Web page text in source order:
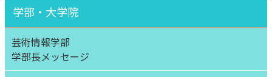
学部・大学院
芸術情報学部
学部⻑メッセージ